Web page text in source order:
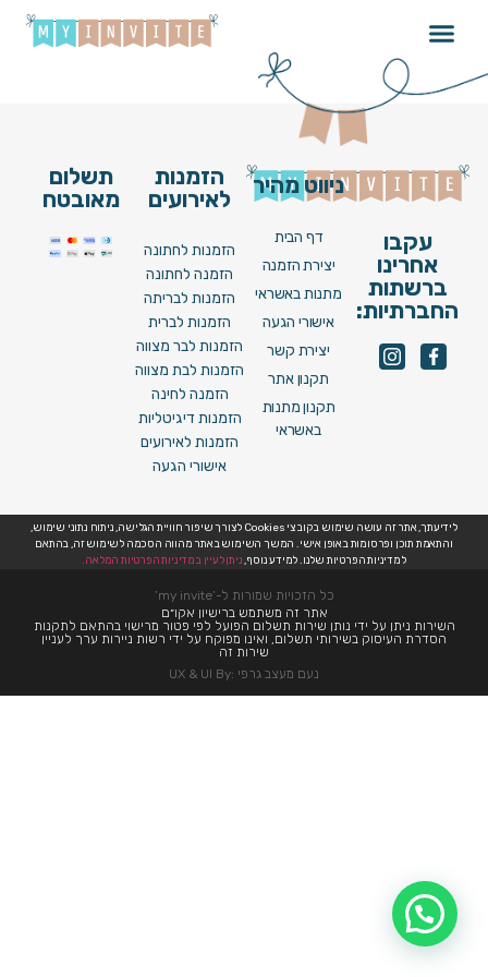
אגם בוחבוט – קופידון
עקבו
אחרינו
ברשתות
החברתיות:
ניווט מהיר
דף הבית
יצירת הזמנה
מתנות באשראי
אישורי הגעה
יצירת קשר
תקנון אתר
תקנון מתנות
באשראי
הזמנות
לאירועים
הזמנות לחתונה
הזמנה לחתונה
הזמנות לבריתה
הזמנות לברית
הזמנות לבר מצווה
הזמנות לבת מצווה
הזמנה לחינה
הזמנות דיגיטליות
הזמנות לאירועים
אישורי הגעה
תשלום
מאובטח
לידיעתך, אתר זה עושה שימוש בקובצי Cookies לצורך שיפור חוויית הגלישה, ניתוח נתוני שימוש,
והתאמת תוכן ופרסומות באופן אישי. המשך השימוש באתר מהווה הסכמה לשימוש זה, בהתאם
למדיניות הפרטיות שלנו. למידע נוסף,ניתן לעיין במדיניות הפרטיות המלאה.
כל הזכויות שמורות ל-’my invite’
אתר זה משתמש ברישיון אקו״ם
השירות ניתן על ידי נותן שירות תשלום הפועל לפי פטור מרישוי בהתאם לתקנות
הסדרת העיסוק בשירותי תשלום, ואינו מפוקח על ידי רשות ניירות ערך לעניין
שירות זה
נעם מעצב גרפי :UX & UI By